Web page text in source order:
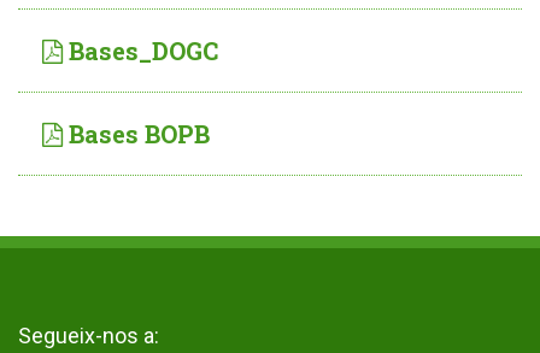
Bases_DOGC
Bases BOPB
Segueix-nos a: